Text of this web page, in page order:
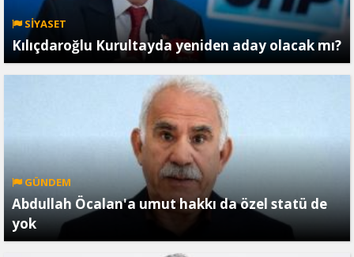
SİYASET
Kılıçdaroğlu Kurultayda yeniden aday olacak mı?
GÜNDEM
Abdullah Öcalan'a umut hakkı da özel statü de
yok